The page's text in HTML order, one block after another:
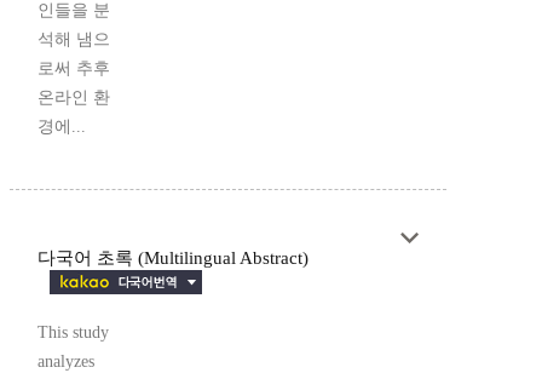
인들을 분
석해 냄으
로써 추후
온라인 환
경에...
다국어 초록 (Multilingual Abstract)
This study
analyzes